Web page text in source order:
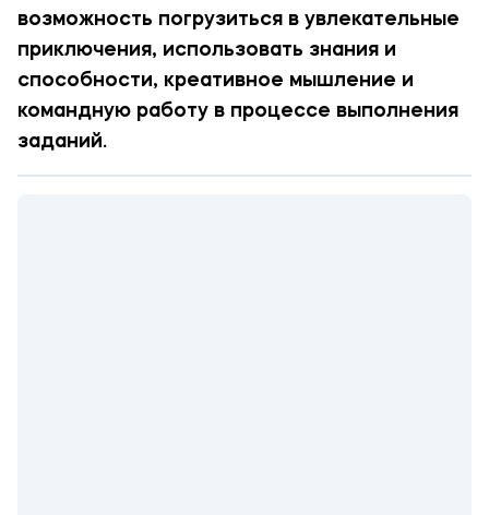
возможность погрузиться в увлекательные
приключения, использовать знания и
способности, креативное мышление и
командную работу в процессе выполнения
заданий.